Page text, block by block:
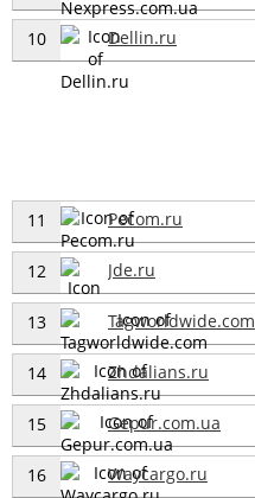
10 Dellin.ru
11 Pecom.ru
12 Jde.ru
13 Tagworldwide.com
14 Zhdalians.ru
15 Gepur.com.ua
16 Waycargo.ru